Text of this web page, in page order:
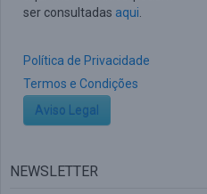
ser consultadas aqui
Política de Privacidade
Termos e Condições
Aviso Legal
NEWSLETTER